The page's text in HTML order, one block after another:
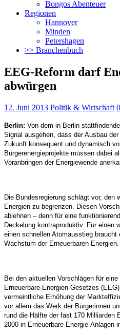
Bongos Abenteuer
Regionen
Hannover
Minden
Petershagen
>> Branchenbuch
EEG-Reform darf
abwürgen
12. Juni 2013 Politik & Wirtschaft 0
Berlin: Von dem in Berlin
Signal ausgehen, dass der Ausbau
Zukunft konsequent und dynamisch
Bürgerenergieprojekte müssen dabei
Voranbringen der Energiewende
Die Bundesregierung schlägt vor, den
Energien zu begrenzen. Diesen
ablehnen – denn für eine
Deckelung kontraproduktiv. Für einen
einen schnellen Atomausstieg
Wachstum der Erneuerbaren Energien.
Bei den aktuellen Vorschlägen für
Erneuerbare-Energien-Gesetzes
vermeintliche Erhöhung der
vor allem das Werk der Bürgerinnen
rund die Hälfte der fast 170 Milliarden
2000 in Erneuerbare-Energie-Anlagen